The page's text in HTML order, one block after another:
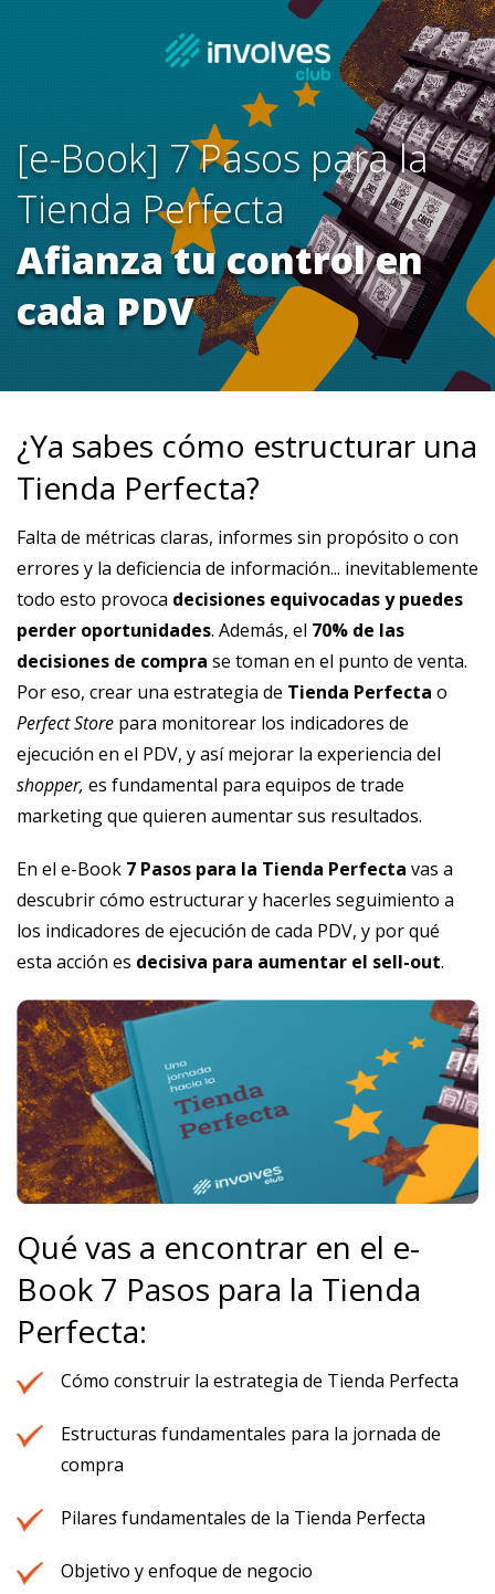
[e-Book] 7 Pasos para la
Tienda Perfecta
Afianza tu control en
cada PDV
¿Ya sabes cómo estructurar una
Tienda Perfecta?
Falta de métricas claras, informes sin propósito o con
errores y la deficiencia de información... inevitablemente
todo esto provoca decisiones equivocadas y puedes
perder oportunidades. Además, el 70% de las
decisiones de compra se toman en el punto de venta.
Por eso, crear una estrategia de Tienda Perfecta o
Perfect Store para monitorear los indicadores de
ejecución en el PDV, y así mejorar la experiencia del
shopper, es fundamental para equipos de trade
marketing que quieren aumentar sus resultados.
En el e-Book 7 Pasos para la Tienda Perfecta vas a
descubrir cómo estructurar y hacerles seguimiento a
los indicadores de ejecución de cada PDV, y por qué
esta acción es decisiva para aumentar el sell-out.
Qué vas a encontrar en el e-
Book 7 Pasos para la Tienda
Perfecta:
Cómo construir la estrategia de Tienda Perfecta
Estructuras fundamentales para la jornada de
compra
Pilares fundamentales de la Tienda Perfecta
Objetivo y enfoque de negocio